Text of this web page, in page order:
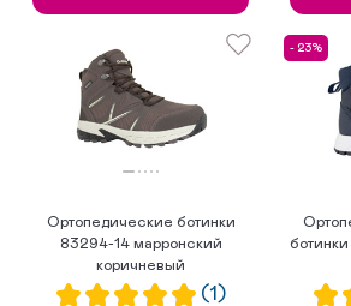
Ортопедические ботинки
83294-14 марронский
коричневый
(1)
- 23%